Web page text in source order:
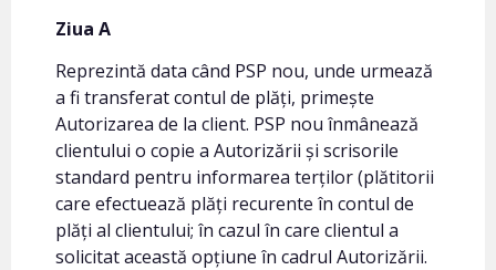
Ziua A
Reprezintă data când PSP nou, unde urmează
a fi transferat contul de plăți, primește
Autorizarea de la client. PSP nou înmânează
clientului o copie a Autorizării și scrisorile
standard pentru informarea terților (plătitorii
care efectuează plăți recurente în contul de
plăți al clientului; în cazul în care clientul a
solicitat această opțiune în cadrul Autorizării.